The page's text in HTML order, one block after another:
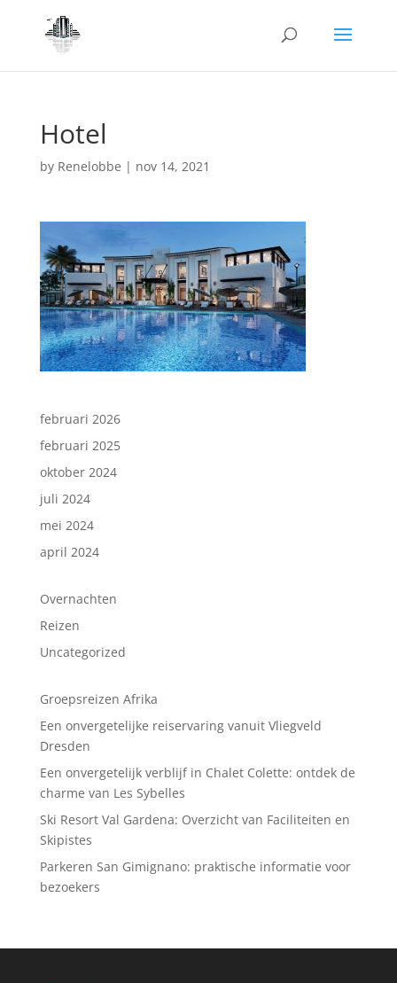
Hotel
by Renelobbe | nov 14, 2021
februari 2026
februari 2025
oktober 2024
juli 2024
mei 2024
april 2024
Overnachten
Reizen
Uncategorized
Groepsreizen Afrika
Een onvergetelijke reiservaring vanuit Vliegveld
Dresden
Een onvergetelijk verblijf in Chalet Colette: ontdek de
charme van Les Sybelles
Ski Resort Val Gardena: Overzicht van Faciliteiten en
Skipistes
Parkeren San Gimignano: praktische informatie voor
bezoekers